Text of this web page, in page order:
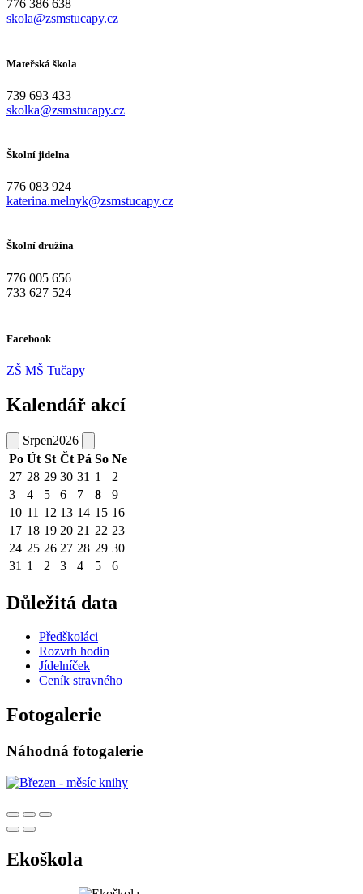
776 386 638
skola@zsmstucapy.cz
Mateřská škola
739 693 433
skolka@zsmstucapy.cz
Školní jidelna
776 083 924
katerina.melnyk@zsmstucapy.cz
Školní družina
776 005 656
733 627 524
Facebook
ZŠ MŠ Tučapy
Kalendář akcí
Srpen2026
Po Út St Čt Pá So Ne
27 28 29 30 31 1
2
3
4 5 6 7 8
9
10 11 12 13 14 15 16
17 18 19 20 21 22 23
24 25 26 27 28 29 30
31 1 2 3 4 5 6
Důležitá data
Předškoláci
Rozvrh hodin
Jídelníček
Ceník stravného
Fotogalerie
Náhodná fotogalerie
Ekoškola